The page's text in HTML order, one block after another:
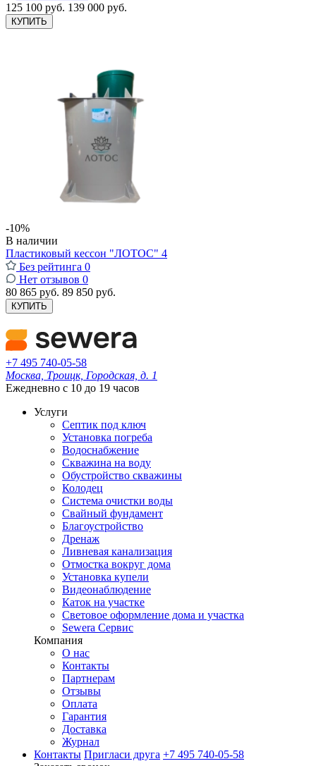
125 100 руб. 139 000 руб.
КУПИТЬ
-10%
В наличии
Пластиковый кессон "ЛОТОС" 4
Без рейтинга 0
Нет отзывов 0
80 865 руб. 89 850 руб.
КУПИТЬ
+7 495 740-05-58
Москва, Троицк, Городская, д. 1
Ежедневно с 10 до 19 часов
Услуги
Септик под ключ
Установка погреба
Водоснабжение
Скважина на воду
Обустройство скважины
Колодец
Система очистки воды
Свайный фундамент
Благоустройство
Дренаж
Ливневая канализация
Отмостка вокруг дома
Установка купели
Видеонаблюдение
Каток на участке
Световое оформление дома и участка
Sewera Сервис
Компания
О нас
Контакты
Партнерам
Отзывы
Оплата
Гарантия
Доставка
Журнал
Контакты Пригласи друга +7 495 740-05-58